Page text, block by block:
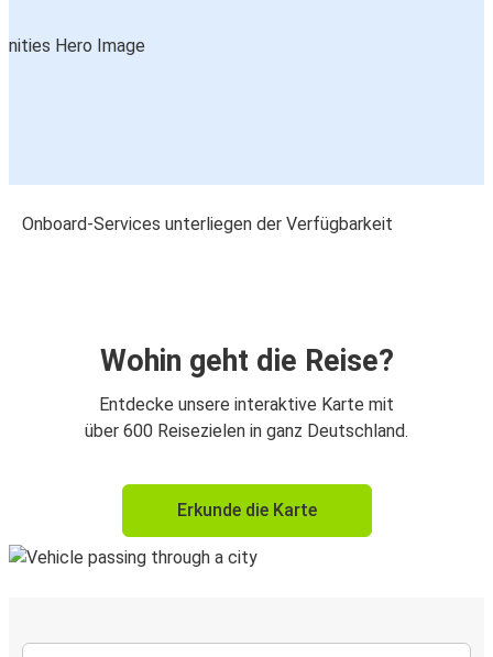
Onboard-Services unterliegen der Verfügbarkeit
Wohin geht die Reise?
Entdecke unsere interaktive Karte mit
über 600 Reisezielen in ganz Deutschland.
Erkunde die Karte